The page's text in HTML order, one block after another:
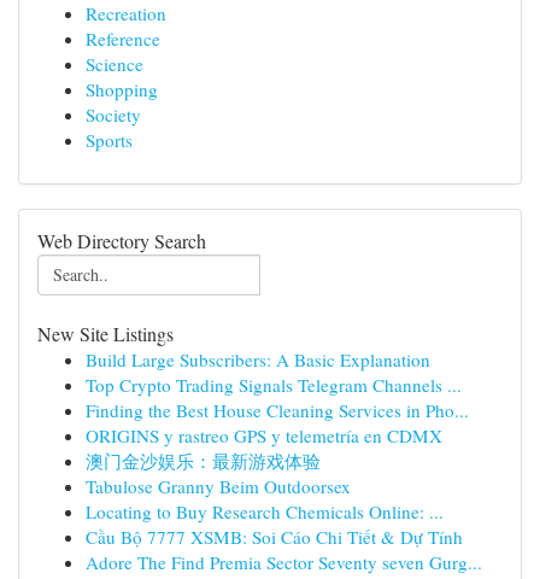
Recreation
Reference
Science
Shopping
Society
Sports
Web Directory Search
New Site Listings
Build Large Subscribers: A Basic Explanation
Top Crypto Trading Signals Telegram Channels ...
Finding the Best House Cleaning Services in Pho...
ORIGINS y rastreo GPS y telemetría en CDMX
澳门金沙娱乐：最新游戏体验
Tabulose Granny Beim Outdoorsex
Locating to Buy Research Chemicals Online: ...
Cầu Bộ 7777 XSMB: Soi Cáo Chi Tiết & Dự Tính
Adore The Find Premia Sector Seventy seven Gurg...